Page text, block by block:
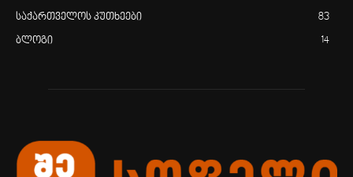
საქართველოს კუთხეები 83
ბლოგი 14